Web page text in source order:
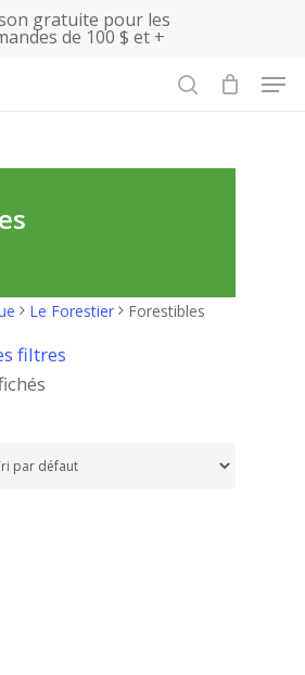
gratuite pour les
de 100 $ et +
Le Forestier Forestibles
filtres